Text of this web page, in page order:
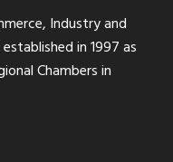
Industry and
in 1997 as
Chambers in